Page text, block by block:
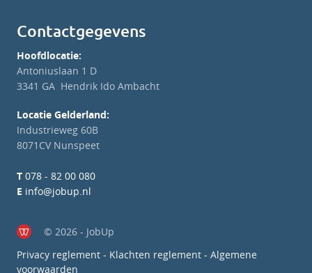
Contactgegevens
Hoofdlocatie:
Antoniuslaan 1 D
3341 GA Hendrik Ido Ambacht
Locatie Gelderland:
Industrieweg 60B
8071CV Nunspeet
T 078 - 82 00 080
E info@jobup.nl
© 2026 - JobUp
Privacy reglement - Klachten reglement - Algemene
voorwaarden